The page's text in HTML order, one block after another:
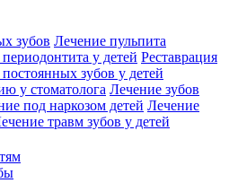
зубов Лечение пульпита
у детей Реставрация
зубов у детей
у стоматолога Лечение зубов
под наркозом детей Лечение
травм зубов у детей